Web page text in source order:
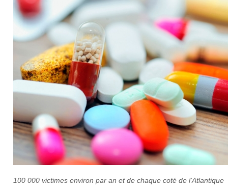
100 000 victimes environ par an et de chaque coté de l'Atlantique